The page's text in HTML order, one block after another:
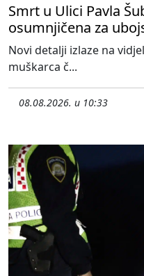
Smrt u Ulici Pavla
osumnjičena za
Novi detalji izlaze na
muškarca č...
08.08.2026. u 10:33